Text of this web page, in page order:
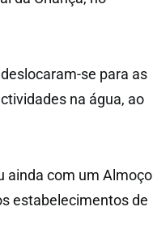
se para as
na água, ao
ainda com um Almoço
estabelecimentos de